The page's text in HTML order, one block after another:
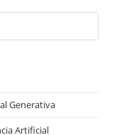
Generativa
Artificial